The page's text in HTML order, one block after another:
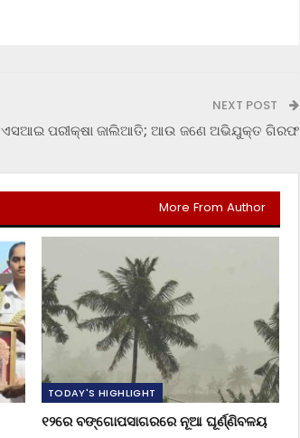
NEXT POST
ଏସଆଇ ପରୀକ୍ଷା ଜାଲିଆତି; ଆଉ ଜଣେ ଅଭିଯୁକ୍ତ ଗିରଫ
More From Author
TODAY'S HIGHLIGHT
୧୨ରେ ବଙ୍ଗୋପସାଗରରେ ନୂଆ ଘୂର୍ଣ୍ଣିବଳୟ